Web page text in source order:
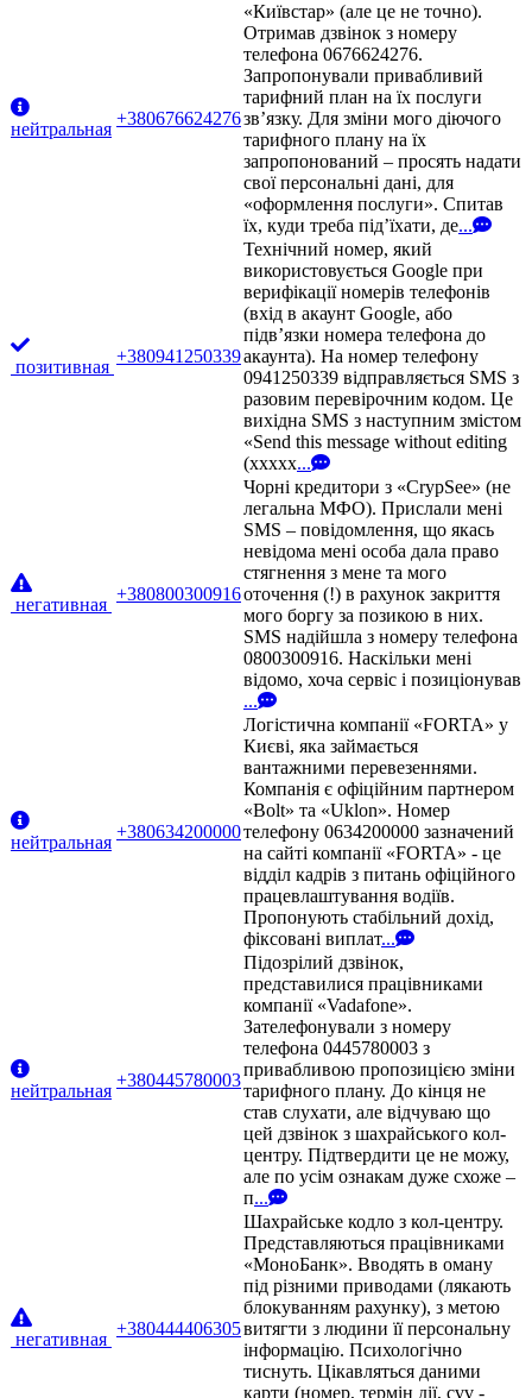
нейтральная
+380676624276
«Київстар» (але це не точно).
Отримав дзвінок з номеру
телефона 0676624276.
Запропонували привабливий
тарифний план на їх послуги
зв’язку. Для зміни мого діючого
тарифного плану на їх
запропонований – просять надати
свої персональні дані, для
«оформлення послуги». Спитав
їх, куди треба під’їхати, де...
позитивная
+380941250339
Технічний номер, який
використовується Google при
верифікації номерів телефонів
(вхід в акаунт Google, або
підв’язки номера телефона до
акаунта). На номер телефону
0941250339 відправляється SMS з
разовим перевірочним кодом. Це
вихідна SMS з наступним змістом
«Send this message without editing
(xxxxx...
негативная
+380800300916
Чорні кредитори з «CrypSee» (не
легальна МФО). Прислали мені
SMS – повідомлення, що якась
невідома мені особа дала право
стягнення з мене та мого
оточення (!) в рахунок закриття
мого боргу за позикою в них.
SMS надійшла з номеру телефона
0800300916. Наскільки мені
відомо, хоча сервіс і позиціонував
...
нейтральная
+380634200000
Логістична компанії «FORTA» у
Києві, яка займається
вантажними перевезеннями.
Компанія є офіційним партнером
«Bolt» та «Uklon». Номер
телефону 0634200000 зазначений
на сайті компанії «FORTA» - це
відділ кадрів з питань офіційного
працевлаштування водіїв.
Пропонують стабільний дохід,
фіксовані виплат...
нейтральная
+380445780003
Підозрілий дзвінок,
представилися працівниками
компанії «Vadafone».
Зателефонували з номеру
телефона 0445780003 з
привабливою пропозицією зміни
тарифного плану. До кінця не
став слухати, але відчуваю що
цей дзвінок з шахрайського кол-
центру. Підтвердити це не можу,
але по усім ознакам дуже схоже –
п...
негативная
+380444406305
Шахрайське кодло з кол-центру.
Представляються працівниками
«МоноБанк». Вводять в оману
під різними приводами (лякають
блокуванням рахунку), з метою
витягти з людини її персональну
інформацію. Психологічно
тиснуть. Цікавляться даними
карти (номер, термін дії, cvv -